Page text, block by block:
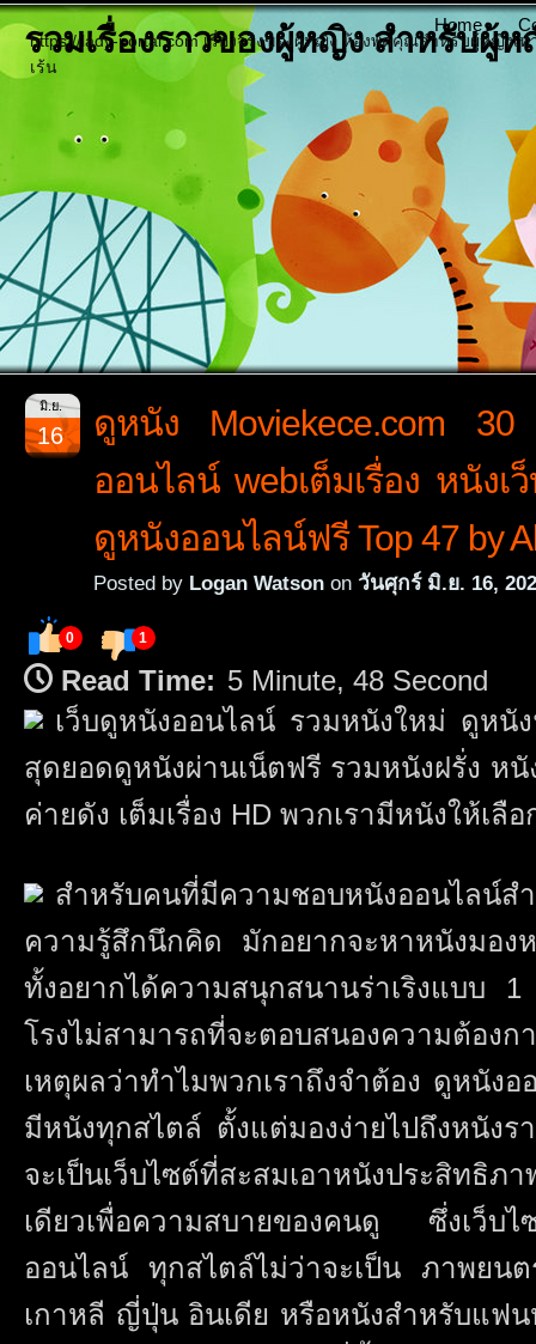
รวมเรื่องราวของผู้หญิง สำหรับ
https://lady-portal.com เรื่องจริงของผู้หญิง ห้องพูดคุณสำหรับผู้หญิง
เร้น
Home
มิ.ย.
16
ดูหนัง Moviekece.com
ออนไลน์ webเต็มเรื่อง หนัง
ดูหนังออนไลน์ฟรี Top 47 by
Posted by Logan Watson on วันศุกร์ มิ.ย. 16,
0 1
Read Time: 5 Minute, 48 Second
เว็บดูหนังออนไลน์ รวมหนังใหม่ ดูหนัง
สุดยอดดูหนังผ่านเน็ตฟรี รวมหนังฝรั่ง ห
ค่ายดัง เต็มเรื่อง HD พวกเรามีหนังให้เลื
สำหรับคนที่มีความชอบหนังออนไลน์
ความรู้สึกนึกคิด มักอยากจะหาหนังมอง
ทั้งอยากได้ความสนุกสนานร่าเริงแบบ
โรงไม่สามารถที่จะตอบสนองความต้อ
เหตุผลว่าทำไมพวกเราถึงจำต้อง ดูหนัง
มีหนังทุกสไตล์ ตั้งแต่มองง่ายไปถึงหนังร
จะเป็นเว็บไซต์ที่สะสมเอาหนังประสิทธิภ
เดียวเพื่อความสบายของคนดู ซึ่งเว็บ
ออนไลน์ ทุกสไตล์ไม่ว่าจะเป็น ภาพยน
เกาหลี ญี่ปุ่น อินเดีย หรือหนังสำหรับแฟ